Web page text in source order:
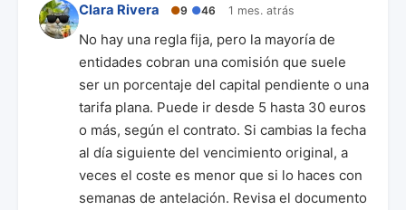
Clara Rivera ●9 ●46 1 mes. atrás
No hay una regla fija, pero la mayoría de
entidades cobran una comisión que suele
ser un porcentaje del capital pendiente o una
tarifa plana. Puede ir desde 5 hasta 30 euros
o más, según el contrato. Si cambias la fecha
al día siguiente del vencimiento original, a
veces el coste es menor que si lo haces con
semanas de antelación. Revisa el documento